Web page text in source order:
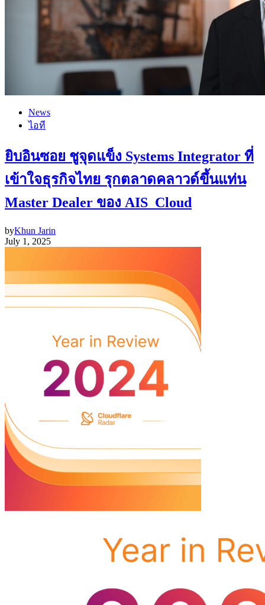
News
ไอที
ยิบอินซอย ชูจุดแข็ง Systems Integrator ที่
เข้าใจธุรกิจไทย รุกตลาดคลาวด์ขึ้นแท่น
Master Dealer ของ AIS Cloud
byKhun Jarin
July 1, 2025